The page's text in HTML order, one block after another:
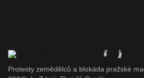
Protesty zemědělců a blokáda pražské